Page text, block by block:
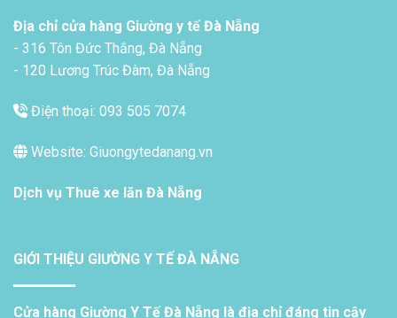
Địa chỉ cửa hàng Giường y tế Đà Nẵng
- 316 Tôn Đức Thắng, Đà Nẵng
- 120 Lương Trúc Đàm, Đà Nẵng
Điện thoại: 093 505 7074
Website: Giuongytedanang.vn
Dịch vụ Thuê xe lăn Đà Nẵng
GIỚI THIỆU GIƯỜNG Y TẾ ĐÀ NẴNG
Cửa hàng Giường Y Tế Đà Nẵng là địa chỉ đáng tin cậy